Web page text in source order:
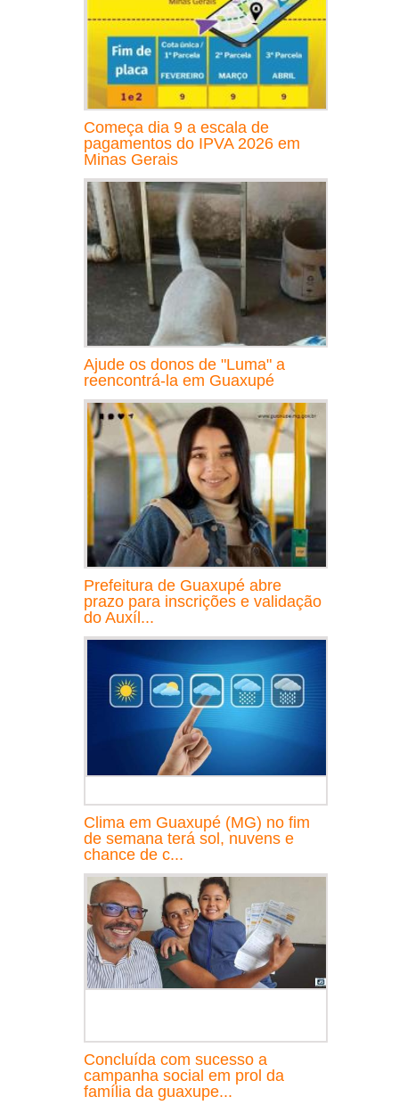
Começa dia 9 a escala de
pagamentos do IPVA 2026 em
Minas Gerais
Ajude os donos de "Luma" a
reencontrá-la em Guaxupé
Prefeitura de Guaxupé abre
prazo para inscrições e validação
do Auxíl...
Clima em Guaxupé (MG) no fim
de semana terá sol, nuvens e
chance de c...
Concluída com sucesso a
campanha social em prol da
família da guaxupe...